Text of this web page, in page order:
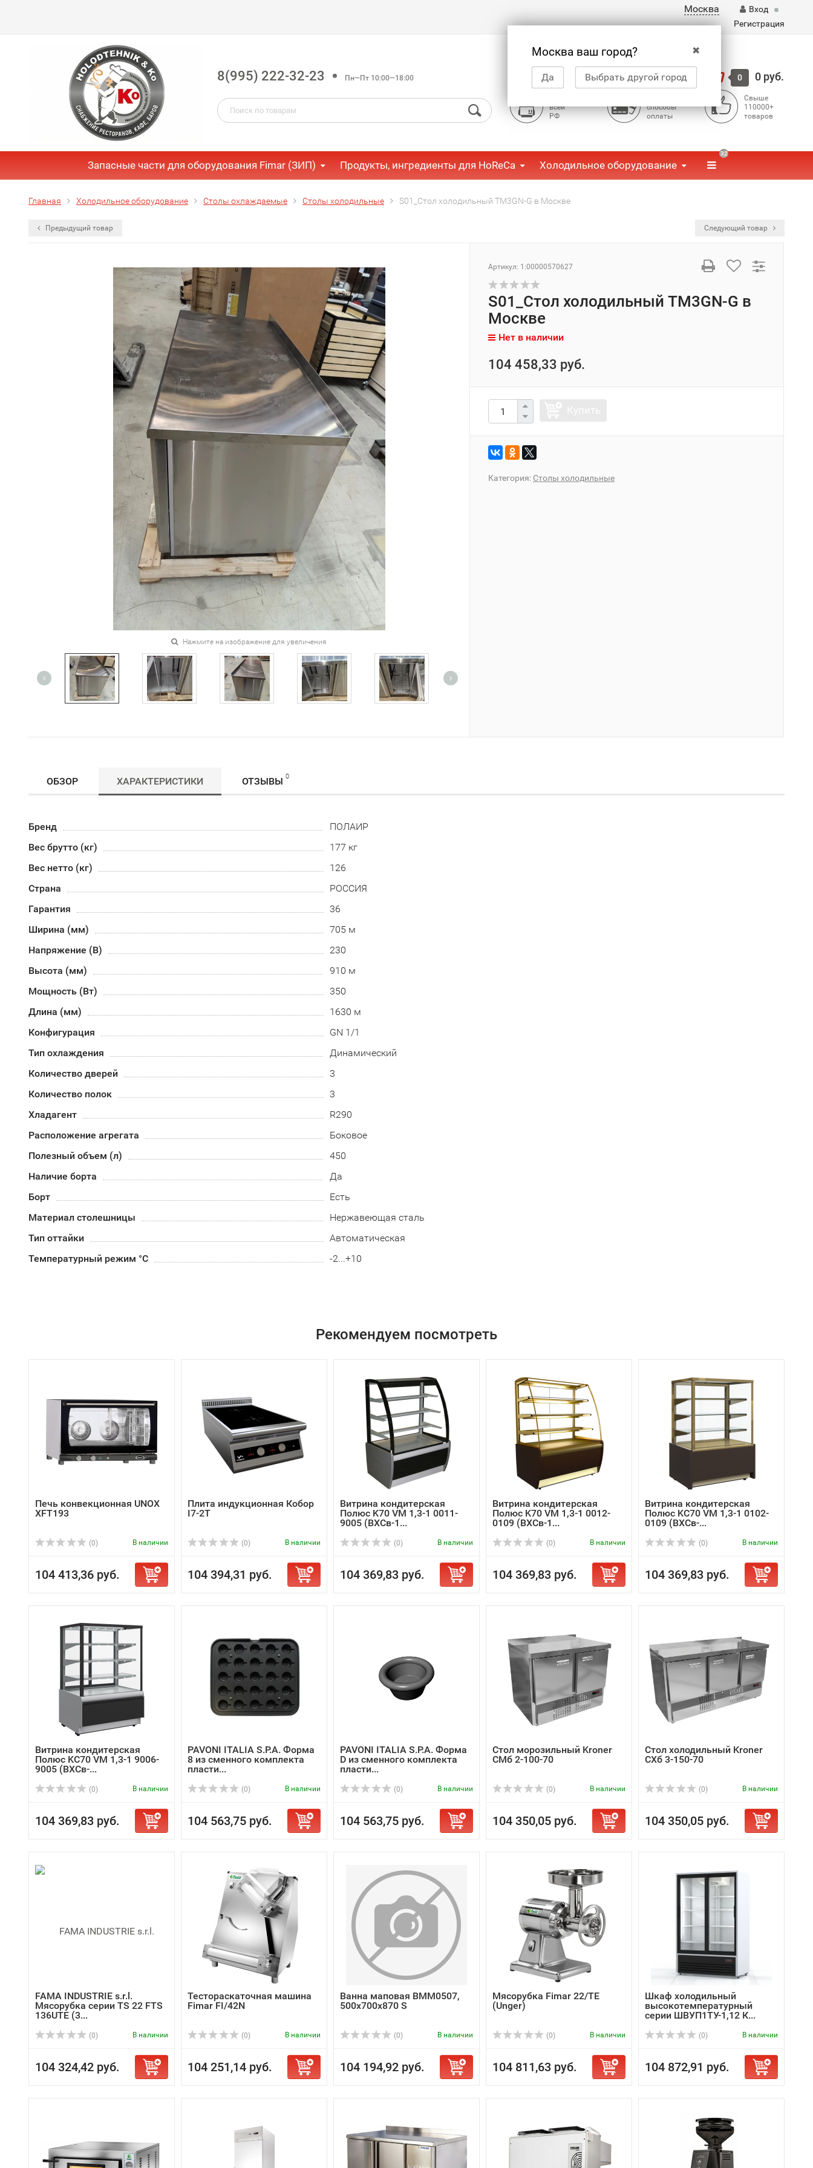
Москва
✖
Москва ваш город?
Да Выбрать другой город
Вход
Регистрация
8(995) 222-32-23 Пн—Пт 10:00—18:00 Корзина 0 0 руб.
всей
РФ
способы
оплаты
Свыше
110000+
товаров
Запасные части для оборудования Fimar (ЗИП) Продукты, ингредиенты для HoReCa Холодильное оборудование
32
Главная Холодильное оборудование Столы охлаждаемые Столы холодильные S01_Стол холодильный TM3GN-G в Москве
Предыдущий товар Следующий товар
Нажмите на изображение для увеличения
Артикул: 1:00000570627
S01_Стол холодильный TM3GN-G в
Москве
Нет в наличии
104 458,33 руб.
Категория: Столы холодильные
ОБЗОР ХАРАКТЕРИСТИКИ ОТЗЫВЫ 0
Бренд
ПОЛАИР
Вес брутто (кг)
177 кг
Вес нетто (кг)
126
Страна
РОССИЯ
Гарантия
36
Ширина (мм)
705 м
Напряжение (В)
230
Высота (мм)
910 м
Мощность (Вт)
350
Длина (мм)
1630 м
Конфигурация
GN 1/1
Тип охлаждения
Динамический
Количество дверей
3
Количество полок
3
Хладагент
R290
Расположение агрегата
Боковое
Полезный объем (л)
450
Наличие борта
Да
Борт
Есть
Материал столешницы
Нержавеющая сталь
Тип оттайки
Автоматическая
Температурный режим °C
-2...+10
Рекомендуем посмотреть
Печь конвекционная UNOX
XFT193
(0) В наличии
104 413,36 руб.
Плита индукционная Кобор
I7-2T
(0) В наличии
104 394,31 руб.
Витрина кондитерская
Полюс K70 VM 1,3-1 0011-
9005 (ВХСв-1...
(0) В наличии
104 369,83 руб.
Витрина кондитерская
Полюс K70 VM 1,3-1 0012-
0109 (ВХСв-1...
(0) В наличии
104 369,83 руб.
Витрина кондитерская
Полюс KC70 VM 1,3-1 0102-
0109 (ВХСв-...
(0) В наличии
104 369,83 руб.
Витрина кондитерская
Полюс KC70 VM 1,3-1 9006-
9005 (ВХСв-...
(0) В наличии
104 369,83 руб.
PAVONI ITALIA S.P.A. Форма
8 из сменного комплекта
пласти...
(0) В наличии
104 563,75 руб.
PAVONI ITALIA S.P.A. Форма
D из сменного комплекта
пласти...
(0) В наличии
104 563,75 руб.
Стол морозильный Kroner
СМб 2-100-70
(0) В наличии
104 350,05 руб.
Стол холодильный Kroner
СХб 3-150-70
(0) В наличии
104 350,05 руб.
FAMA INDUSTRIE s.r.l.
Мясорубка серии TS 22 FTS
136UTE (3...
(0) В наличии
104 324,42 руб.
Тестораскаточная машина
Fimar FI/42N
(0) В наличии
104 251,14 руб.
Ванна маповая ВММ0507,
500х700х870 S
(0) В наличии
104 194,92 руб.
Мясорубка Fimar 22/TE
(Unger)
(0) В наличии
104 811,63 руб.
Шкаф холодильный
высокотемпературный
серии ШВУП1ТУ-1,12 К...
(0) В наличии
104 872,91 руб.